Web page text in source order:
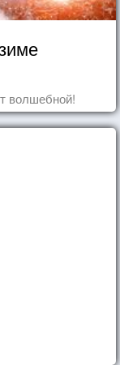
волшебной!